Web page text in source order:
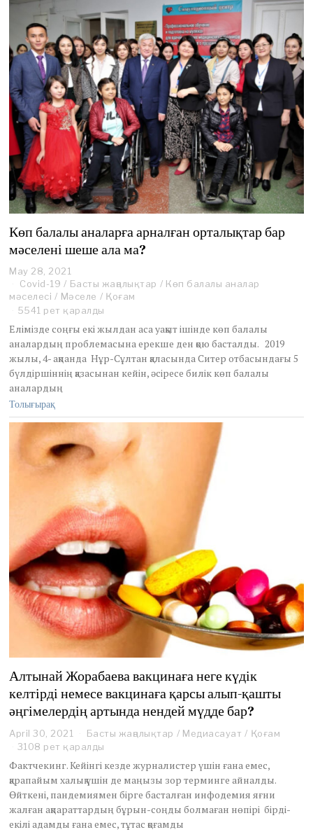
Көп балалы аналарға арналған орталықтар бар
мәселені шеше ала ма?
May 28, 2021
u
n
e
,
2
0
2
Covid-19 / Басты жаңалықтар / Көп балалы аналар
мәселесі / Мәселе / Қоғам
5541 рет қаралды
Елімізде соңғы екі жылдан аса уақыт ішінде көп балалы
аналардың проблемасына ерекше ден қою басталды. 2019
жылы, 4- ақпанда Нұр-Сұлтан қаласында Ситер отбасындағы 5
бүлдіршіннің қазасынан кейін, әсіресе билік көп балалы
аналардың
Толығырақ
Алтынай Жорабаева вакцинаға неге күдік
келтірді немесе вакцинаға қарсы алып-қашты
әңгімелердің артында нендей мүдде бар?
April 30, 2021
a
2
,
2
0
2
Басты жаңалықтар / Медиасауат / Қоғам
3108 рет қаралды
Фактчекинг. Кейінгі кезде журналистер үшін ғана емес,
қарапайым халық үшін де маңызы зор терминге айналды.
Өйткені, пандемиямен бірге басталған инфодемия яғни
жалған ақпараттардың бұрын-соңды болмаған нөпірі бірді-
екілі адамды ғана емес, тұтас қоғамды